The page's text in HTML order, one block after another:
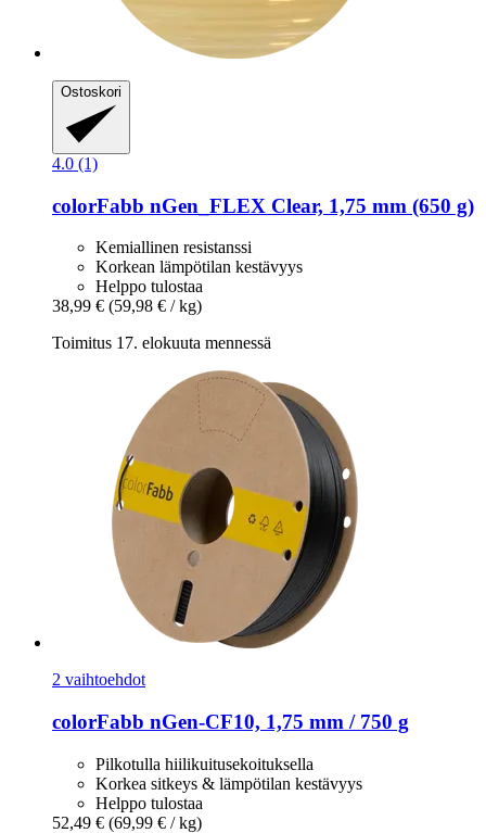
Ostoskori
4.0 (1)
colorFabb nGen_FLEX Clear, 1,75 mm (650 g)
Kemiallinen resistanssi
Korkean lämpötilan kestävyys
Helppo tulostaa
38,99 € (59,98 € / kg)
Toimitus 17. elokuuta mennessä
2 vaihtoehdot
colorFabb nGen-​CF10, 1,75 mm / 750 g
Pilkotulla hiilikuitusekoituksella
Korkea sitkeys & lämpötilan kestävyys
Helppo tulostaa
52,49 € (69,99 € / kg)